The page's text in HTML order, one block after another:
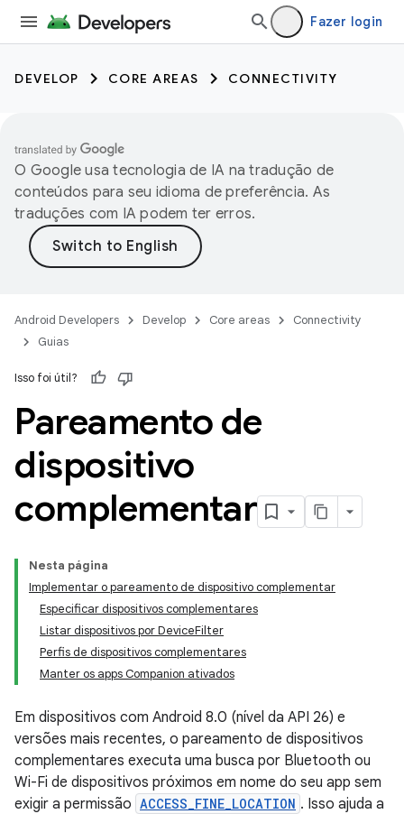
Fazer login
DEVELOP CORE AREAS CONNECTIVITY
O Google usa tecnologia de IA na tradução de
conteúdos para seu idioma de preferência. As
traduções com IA podem ter erros.
Android Developers Develop Core areas
Connectivity
Guias
Isso foi útil?
Pareamento de
dispositivo
complementar
Nesta página
Implementar o pareamento de dispositivo complementar
Especificar dispositivos complementares
Listar dispositivos por DeviceFilter
Perfis de dispositivos complementares
Manter os apps Companion ativados
Em dispositivos com Android 8.0 (nível da API 26) e
versões mais recentes, o pareamento de dispositivos
complementares executa uma busca por Bluetooth ou
Wi-Fi de dispositivos próximos em nome do seu app sem
exigir a permissão ACCESS_FINE_LOCATION . Isso ajuda a